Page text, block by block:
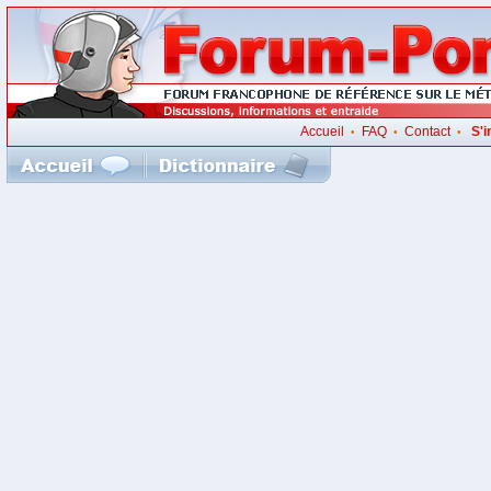
Accueil • FAQ• Contact•